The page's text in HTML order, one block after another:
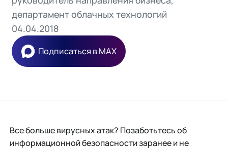
департамент облачных технологий
04.04.2018
Подписаться в MAX
Все больше вирусных атак? Позаботьтесь об
информационной безопасности заранее и не